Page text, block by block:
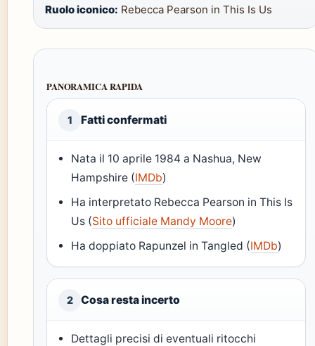
Ruolo iconico: Rebecca Pearson in This Is Us
PANORAMICA RAPIDA
1 Fatti confermati
Nata il 10 aprile 1984 a Nashua, New
Hampshire (IMDb)
Ha interpretato Rebecca Pearson in This Is
Us (Sito ufficiale Mandy Moore)
Ha doppiato Rapunzel in Tangled (IMDb)
2 Cosa resta incerto
Dettagli precisi di eventuali ritocchi